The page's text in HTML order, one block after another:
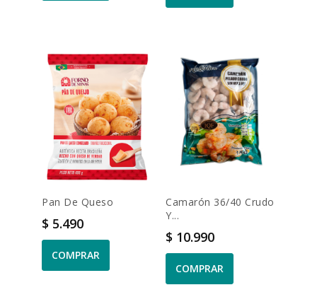
Pan De Queso
Precio
$ 5.490
COMPRAR
Camarón 36/40 Crudo
Y...
Precio
$ 10.990
COMPRAR